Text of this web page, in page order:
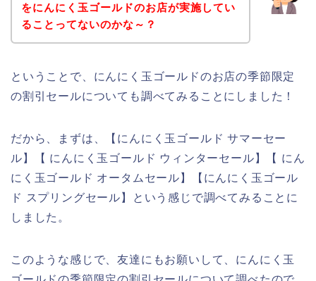
をにんにく玉ゴールドのお店が実施してい
ることってないのかな～？
ということで、にんにく玉ゴールドのお店の季節限定
の割引セールについても調べてみることにしました！
だから、まずは、【にんにく玉ゴールド サマーセー
ル】【 にんにく玉ゴールド ウィンターセール】【 にん
にく玉ゴールド オータムセール】【にんにく玉ゴール
ド スプリングセール】という感じで調べてみることに
しました。
このような感じで、友達にもお願いして、にんにく玉